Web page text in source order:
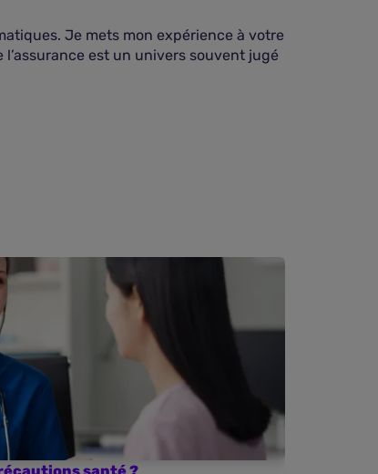
Je mets mon expérience à votre
est un univers souvent jugé